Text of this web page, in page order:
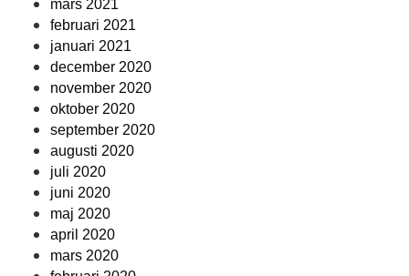
mars 2021
februari 2021
januari 2021
december 2020
november 2020
oktober 2020
september 2020
augusti 2020
juli 2020
juni 2020
maj 2020
april 2020
mars 2020